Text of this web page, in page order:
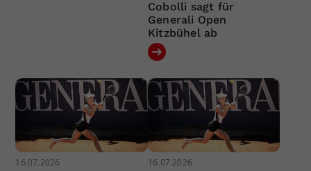
Cobolli sagt für
Generali Open
Kitzbühel ab
16.07.2026 16.07.2026